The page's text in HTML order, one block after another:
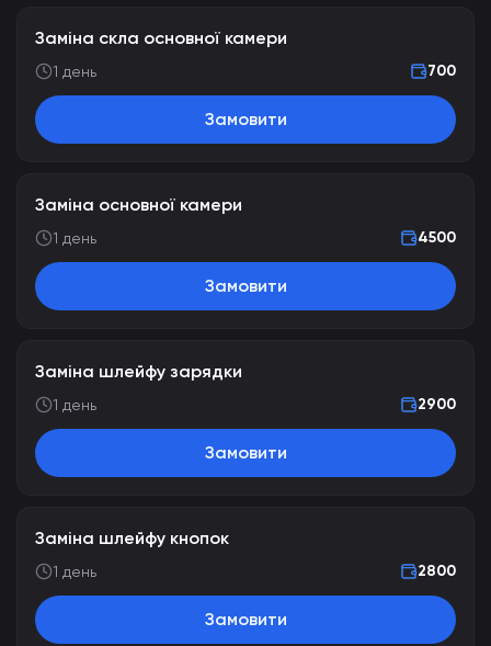
Заміна скла основної камери
1 день 700
Замовити
Заміна основної камери
1 день 4500
Замовити
Заміна шлейфу зарядки
1 день 2900
Замовити
Заміна шлейфу кнопок
1 день 2800
Замовити